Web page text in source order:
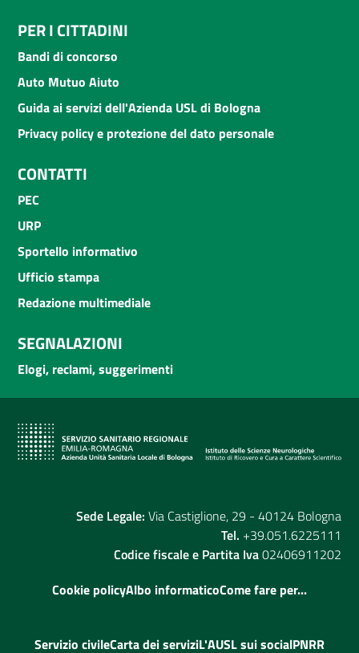
PER I CITTADINI
Bandi di concorso
Auto Mutuo Aiuto
Guida ai servizi dell'Azienda USL di Bologna
Privacy policy e protezione del dato personale
CONTATTI
PEC
URP
Sportello informativo
Ufficio stampa
Redazione multimediale
SEGNALAZIONI
Elogi, reclami, suggerimenti
Sede Legale: Via Castiglione, 29 - 40124 Bologna
Tel. +39.051.6225111
Codice fiscale e Partita Iva02406911202
Cookie policyAlbo informaticoCome fare per...
Servizio civileCarta dei serviziL'AUSL sui socialPNRR